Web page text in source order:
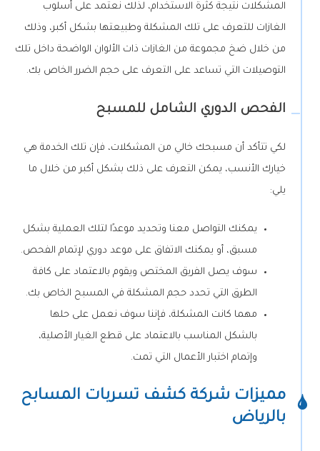
المشكلات نتيجة كثرة الاستخدام، لذلك نعتمد على أسلوب
الغازات للتعرف على تلك المشكلة وطبيعتها بشكل أكبر، وذلك
من خلال ضخ مجموعة من الغازات ذات الألوان الواضحة داخل تلك
التوصيلات التي تساعد على التعرف على حجم الضرر الخاص بك.
الفحص الدوري الشامل للمسبح
لكي تتأكد أن مسبحك خالي من المشكلات، فإن تلك الخدمة هي
خيارك الأنسب، يمكن التعرف على ذلك بشكل أكبر من خلال ما
يلي:
يمكنك التواصل معنا وتحديد موعدًا لتلك العملية بشكل
مسبق، أو يمكنك الاتفاق على موعد دوري لإتمام الفحص.
سوف يصل الفريق المختص ويقوم بالاعتماد على كافة
الطرق التي تحدد حجم المشكلة في المسبح الخاص بك.
مهما كانت المشكلة، فإننا سوف نعمل على حلها
بالشكل المناسب بالاعتماد على قطع الغيار الأصلية،
وإتمام اختبار الأعمال التي تمت.
مميزات شركة كشف تسربات المسابح
بالرياض